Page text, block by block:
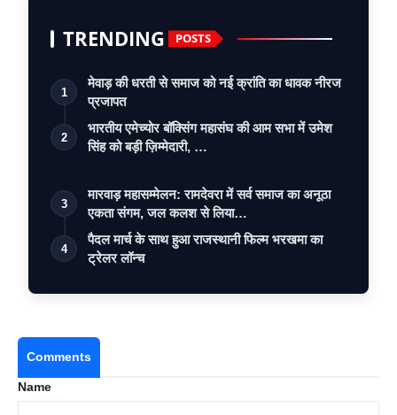
TRENDING POSTS
1
मेवाड़ की धरती से समाज को नई क्रांति का धावक नीरज
प्रजापत
2
भारतीय एमेच्योर बॉक्सिंग महासंघ की आम सभा में उमेश
सिंह को बड़ी ज़िम्मेदारी, …
3
मारवाड़ महासम्मेलन: रामदेवरा में सर्व समाज का अनूठा
एकता संगम, जल कलश से लिया…
4
पैदल मार्च के साथ हुआ राजस्थानी फिल्म भरखमा का
ट्रेलर लॉन्च
Comments
Name